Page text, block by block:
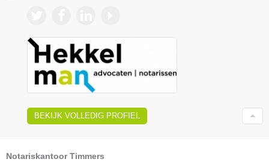
BEKIJK VOLLEDIG PROFIEL
Notariskantoor Timmers